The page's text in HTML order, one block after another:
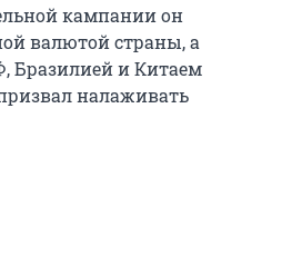
кампании он
валютой страны, а
Бразилией и Китаем
налаживать